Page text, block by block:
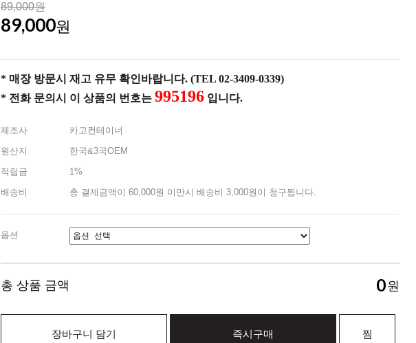
89,000원
89,000원
* 매장 방문시 재고 유무 확인바랍니다. (TEL 02-3409-0339)
* 전화 문의시 이 상품의 번호는 995196 입니다.
제조사
카고컨테이너
원산지
한국&3국OEM
적립금
1%
배송비
총 결제금액이 60,000원 미만시 배송비 3,000원이 청구됩니다.
옵션
총 상품 금액 0원
장바구니 담기 즉시구매 찜